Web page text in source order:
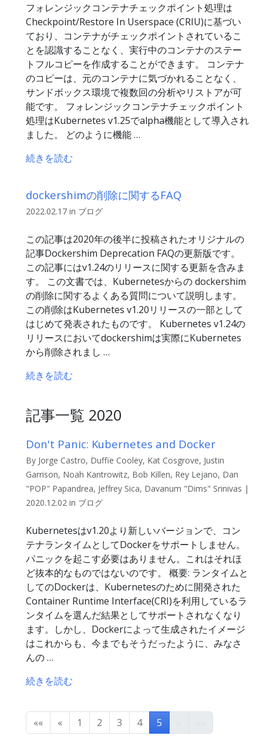
フォレンジックコンテナチェックポイント処理は
Checkpoint/Restore In Userspace (CRIU)に基づい
ており、コンテナがチェックポイントされているこ
とを認識することなく、実行中のコンテナのステー
トフルコピーを作成することができます。 コンテナ
のコピーは、元のコンテナに気づかれることなく、
サンドボックス環境で複数回の分析やリストアが可
能です。 フォレンジックコンテナチェックポイント
処理はKubernetes v1.25でalpha機能として導入され
ました。 どのように機能 …
続きを読む
dockershimの削除に関するFAQ
2022.02.17 in ブログ
この記事は2020年の後半に投稿されたオリジナルの
記事Dockershim Deprecation FAQの更新版です。
この記事にはv1.24のリリースに関する更新を含みま
す。 この文書では、Kubernetesからの dockershim
の削除に関するよくある質問について説明します。
この削除はKubernetes v1.20リリースの一部として
はじめて発表されたものです。 Kubernetes v1.24の
リリースにおいてdockershimは実際にKubernetes
から削除されまし …
続きを読む
記事一覧 2020
Don't Panic: Kubernetes and Docker
By Jorge Castro, Duffie Cooley, Kat Cosgrove, Justin
Garrison, Noah Kantrowitz, Bob Killen, Rey Lejano, Dan
"POP" Papandrea, Jeffrey Sica, Davanum "Dims" Srinivas |
2020.12.02 in ブログ
Kubernetesはv1.20より新しいバージョンで、コン
テナランタイムとしてDockerをサポートしません。
パニックを起こす必要はありません。これはそれほ
ど抜本的なものではないのです。 概要: ランタイムと
してのDockerは、Kubernetesのために開発された
Container Runtime Interface(CRI)を利用しているラ
ンタイムを選んだ結果としてサポートされなくなり
ます。しかし、Dockerによって生成されたイメージ
はこれからも、今までもそうだったように、みなさ
んの …
続きを読む
«« « 1 2 3 4 5